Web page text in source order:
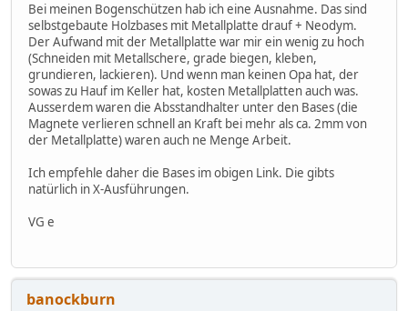
Bei meinen Bogenschützen hab ich eine Ausnahme. Das sind
selbstgebaute Holzbases mit Metallplatte drauf + Neodym.
Der Aufwand mit der Metallplatte war mir ein wenig zu hoch
(Schneiden mit Metallschere, grade biegen, kleben,
grundieren, lackieren). Und wenn man keinen Opa hat, der
sowas zu Hauf im Keller hat, kosten Metallplatten auch was.
Ausserdem waren die Absstandhalter unter den Bases (die
Magnete verlieren schnell an Kraft bei mehr als ca. 2mm von
der Metallplatte) waren auch ne Menge Arbeit.
Ich empfehle daher die Bases im obigen Link. Die gibts
natürlich in X-Ausführungen.
VG e
banockburn